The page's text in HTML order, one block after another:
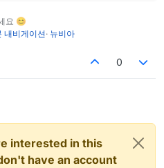
���     ���
��������� ��� ��� ����� �
DATE.:  03/2026
1
요 😊
내비게이션· 뉴비아
0
interested in this
have an account